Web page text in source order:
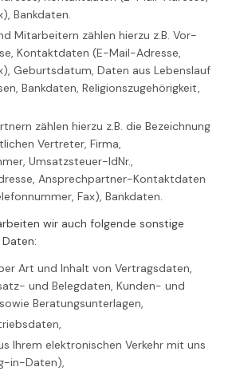
Bankdaten.
Mitarbeitern zählen hierzu z.B. Vor-
Kontaktdaten (E-Mail-Adresse,
Geburtsdatum, Daten aus Lebenslauf
Bankdaten, Religionszugehörigkeit,
zählen hierzu z.B. die Bezeichnung
Vertreter, Firma,
Umsatzsteuer-IdNr.,
Ansprechpartner-Kontaktdaten
Fax), Bankdaten.
wir auch folgende sonstige
Art und Inhalt von Vertragsdaten,
und Belegdaten, Kunden- und
Beratungsunterlagen,
Ihrem elektronischen Verkehr mit uns
in-Daten),